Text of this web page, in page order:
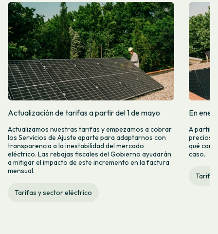
Actualización de tarifas a partir del 1 de mayo
Actualizamos nuestras tarifas y empezamos a cobrar
los Servicios de Ajuste aparte para adaptarnos con
transparencia a la inestabilidad del mercado
eléctrico. Las rebajas fiscales del Gobierno ayudarán
a mitigar el impacto de este incremento en la factura
mensual.
Tarifas y sector eléctrico
En
A partir
precios
qué
caso.